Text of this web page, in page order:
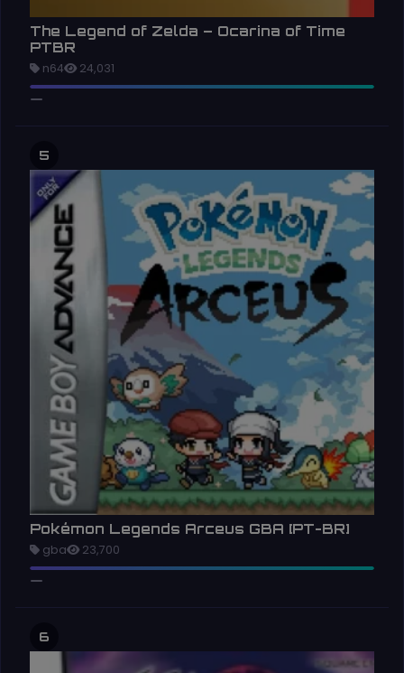
The Legend of Zelda – Ocarina of Time
PTBR
n64 24,031
5
Pokémon Legends Arceus GBA [PT-BR]
gba 23,700
6